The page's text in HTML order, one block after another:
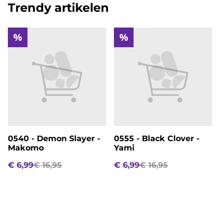
Trendy artikelen
%
0540 - Demon Slayer -
Makomo
€ 6,99€ 16,95
%
0555 - Black Clover -
Yami
€ 6,99€ 16,95